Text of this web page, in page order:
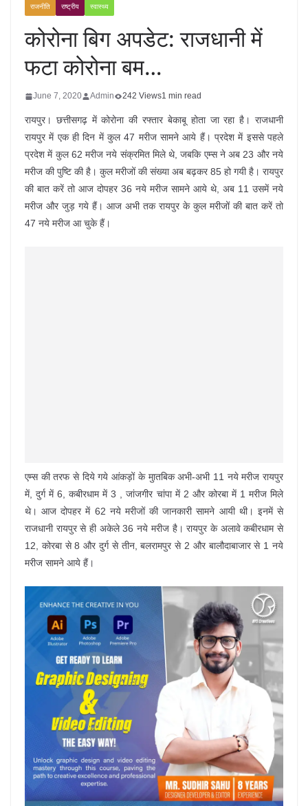
राजनीति राष्ट्रीय स्वास्थ्य
कोरोना बिग अपडेट: राजधानी में
फटा कोरोना बम…
June 7, 2020 Admin 242 Views1 min read
रायपुर। छत्तीसगढ़ में कोरोना की रफ्तार बेकाबू होता जा रहा है। राजधानी
रायपुर में एक ही दिन में कुल 47 मरीज सामने आये हैं। प्रदेश में इससे पहले
प्रदेश में कुल 62 मरीज नये संक्रमित मिले थे, जबकि एम्स ने अब 23 और नये
मरीज की पुष्टि की है। कुल मरीजों की संख्या अब बढ़कर 85 हो गयी है। रायपुर
की बात करें तो आज दोपहर 36 नये मरीज सामने आये थे, अब 11 उसमें नये
मरीज और जुड़ गये हैं। आज अभी तक रायपुर के कुल मरीजों की बात करें तो
47 नये मरीज आ चुके हैं।
एम्स की तरफ से दिये गये आंकड़ों के मुातबिक अभी-अभी 11 नये मरीज रायपुर
में, दुर्ग में 6, कबीरधाम में 3 , जांजगीर चांपा में 2 और कोरबा में 1 मरीज मिले
थे। आज दोपहर में 62 नये मरीजों की जानकारी सामने आयी थी। इनमें से
राजधानी रायपुर से ही अकेले 36 नये मरीज है। रायपुर के अलावे कबीरधाम से
12, कोरबा से 8 और दुर्ग से तीन, बलरामपुर से 2 और बालौदाबाजार से 1 नये
मरीज सामने आये हैं।